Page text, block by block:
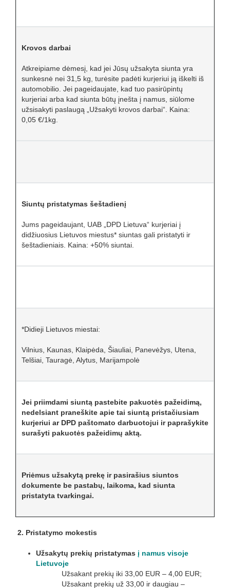
Krovos darbai
Atkreipiame dėmesį, kad jei Jūsų užsakyta siunta yra
sunkesnė nei 31,5 kg, turėsite padėti kurjeriui ją iškelti iš
automobilio. Jei pageidaujate, kad tuo pasirūpintų
kurjeriai arba kad siunta būtų įnešta į namus, siūlome
užsisakyti paslaugą „Užsakyti krovos darbai“. Kaina:
0,05 €/1kg.
Siuntų pristatymas šeštadienį
Jums pageidaujant, UAB „DPD Lietuva“ kurjeriai į
didžiuosius Lietuvos miestus* siuntas gali pristatyti ir
šeštadieniais. Kaina: +50% siuntai.
*Didieji Lietuvos miestai:
Vilnius, Kaunas, Klaipėda, Šiauliai, Panevėžys, Utena,
Telšiai, Tauragė, Alytus, Marijampolė
Jei priimdami siuntą pastebite pakuotės pažeidimą,
nedelsiant praneškite apie tai siuntą pristačiusiam
kurjeriui ar DPD paštomato darbuotojui ir paprašykite
surašyti pakuotės pažeidimų aktą.
Priėmus užsakytą prekę ir pasirašius siuntos
dokumente be pastabų, laikoma, kad siunta
pristatyta tvarkingai.
2. Pristatymo mokestis
Užsakytų prekių pristatymas į namus visoje
Lietuvoje
Užsakant prekių iki 33,00 EUR – 4,00 EUR;
Užsakant prekių už 33,00 ir daugiau –